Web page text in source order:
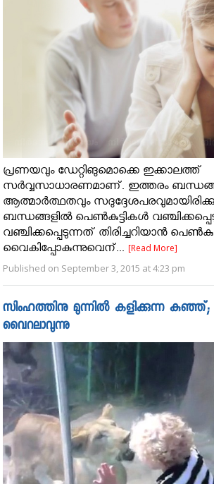
പ്രണയവും ഡേറ്റിങുമൊക്കെ ഇക്കാലത്ത്
സര്‍വ്വസാധാരണമാണ്. ഇത്തരം
ആത്മാര്‍ത്ഥതവും
ബന്ധങ്ങളില്‍ പെണ്‍കുട്ടികള്‍
വഞ്ചിക്കപ്പെടുന്നത് തിരിച്ചറിയാന്‍
വൈകിപ്പോകുന്നുവെന്...[Read More]
Published on September 3, 2015 at 4:23 pm
സിംഹത്തിനു മുന്നിൽ കളിക്കുന്ന കുഞ്ഞ്;
വൈറലാവുന്നു